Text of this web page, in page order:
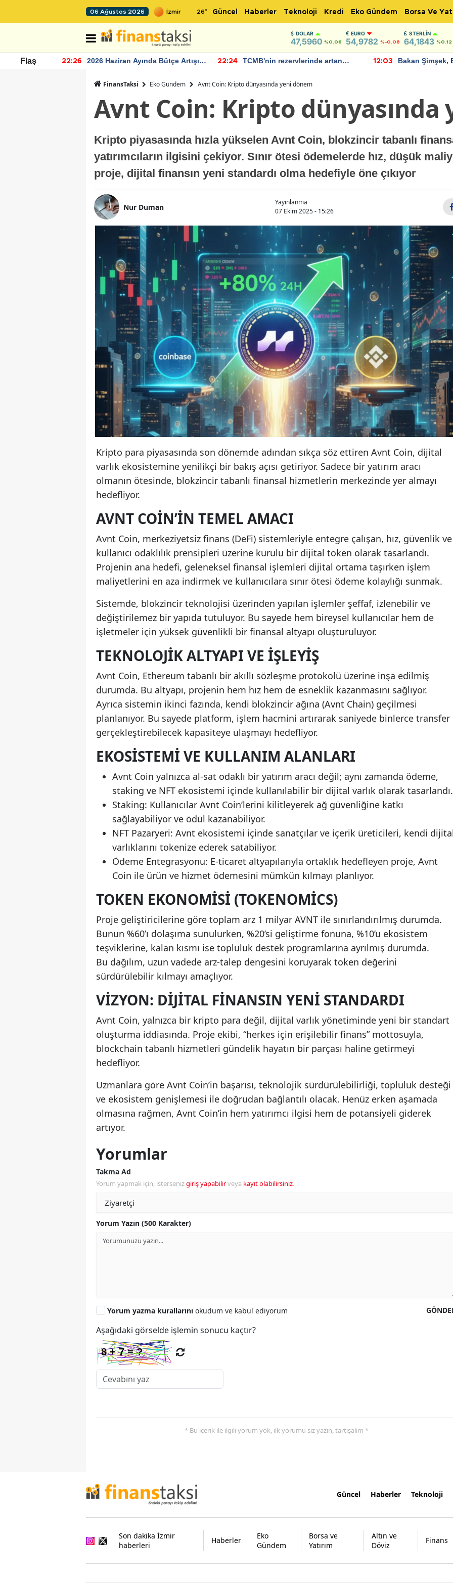
06 Ağustos 2026 26° Güncel Haberler Teknoloji Kredi Eko Gündem Borsa Ve
DOLAR
47,5960 %0.06
EURO
54,9782 %-0.08
STERLIN
64,1843 %0.12
Flaş 22:26
2026 Haziran Ayında Bütçe Artışı
22:24
TCMB'nin rezervlerinde artan
12:03
Bakan Şimşek,
FinansTaksi Eko Gündem Avnt Coin: Kripto dünyasında yeni dönem
Avnt Coin: Kripto dünyasında
Kripto piyasasında hızla yükselen Avnt Coin, blokzincir tabanlı
yatırımcıların ilgisini çekiyor. Sınır ötesi ödemelerde hız, düşük
proje, dijital finansın yeni standardı olma hedefiyle öne çıkıyor
Nur Duman
Yayınlanma
07 Ekim 2025 - 15:26
Kripto para piyasasında son dönemde adından sıkça söz ettiren Avnt Coin, dijital
varlık ekosistemine yenilikçi bir bakış açısı getiriyor. Sadece bir yatırım aracı
olmanın ötesinde, blokzincir tabanlı finansal hizmetlerin merkezinde yer almayı
hedefliyor.
AVNT COIN’IN TEMEL AMACI
Avnt Coin, merkeziyetsiz finans (DeFi) sistemleriyle entegre çalışan, hız, güvenlik ve
kullanıcı odaklılık prensipleri üzerine kurulu bir dijital token olarak tasarlandı.
Projenin ana hedefi, geleneksel finansal işlemleri dijital ortama taşırken işlem
maliyetlerini en aza indirmek ve kullanıcılara sınır ötesi ödeme kolaylığı sunmak.
Sistemde, blokzincir teknolojisi üzerinden yapılan işlemler şeffaf, izlenebilir ve
değiştirilemez bir yapıda tutuluyor. Bu sayede hem bireysel kullanıcılar hem de
işletmeler için yüksek güvenlikli bir finansal altyapı oluşturuluyor.
TEKNOLOJIK ALTYAPI VE İŞLEYIŞ
Avnt Coin, Ethereum tabanlı bir akıllı sözleşme protokolü üzerine inşa edilmiş
durumda. Bu altyapı, projenin hem hız hem de esneklik kazanmasını sağlıyor.
Ayrıca sistemin ikinci fazında, kendi blokzincir ağına (Avnt Chain) geçilmesi
planlanıyor. Bu sayede platform, işlem hacmini artırarak saniyede binlerce transfer
gerçekleştirebilecek kapasiteye ulaşmayı hedefliyor.
EKOSISTEMI VE KULLANIM ALANLARI
Avnt Coin yalnızca al-sat odaklı bir yatırım aracı değil; aynı zamanda ödeme,
staking ve NFT ekosistemi içinde kullanılabilir bir dijital varlık olarak tasarlandı.
Staking: Kullanıcılar Avnt Coin’lerini kilitleyerek ağ güvenliğine katkı
sağlayabiliyor ve ödül kazanabiliyor.
NFT Pazaryeri: Avnt ekosistemi içinde sanatçılar ve içerik üreticileri, kendi
varlıklarını tokenize ederek satabiliyor.
Ödeme Entegrasyonu: E-ticaret altyapılarıyla ortaklık hedefleyen proje, Avnt
Coin ile ürün ve hizmet ödemesini mümkün kılmayı planlıyor.
TOKEN EKONOMISI (TOKENOMICS)
Proje geliştiricilerine göre toplam arz 1 milyar AVNT ile sınırlandırılmış durumda.
Bunun %60’ı dolaşıma sunulurken, %20’si geliştirme fonuna, %10’u ekosistem
teşviklerine, kalan kısmı ise topluluk destek programlarına ayrılmış durumda.
Bu dağılım, uzun vadede arz-talep dengesini koruyarak token değerini
sürdürülebilir kılmayı amaçlıyor.
VIZYON: DIJITAL FINANSIN YENI STANDARDI
Avnt Coin, yalnızca bir kripto para değil, dijital varlık yönetiminde yeni bir standart
oluşturma iddiasında. Proje ekibi, “herkes için erişilebilir finans” mottosuyla,
blockchain tabanlı hizmetleri gündelik hayatın bir parçası haline getirmeyi
hedefliyor.
Uzmanlara göre Avnt Coin’in başarısı, teknolojik sürdürülebilirliği, topluluk desteği
ve ekosistem genişlemesi ile doğrudan bağlantılı olacak. Henüz erken aşamada
olmasına rağmen, Avnt Coin’in hem yatırımcı ilgisi hem de potansiyeli giderek
artıyor.
Yorumlar
Takma Ad
Yorum yapmak için, istersenizgiriş yapabilirveya kayıt olabilirsiniz.
Yorum Yazın (500 Karakter)
Yorum yazma kurallarını okudum ve kabul ediyorum
Aşağıdaki görselde işlemin sonucu kaçtır?
* Bu içerik ile ilgili yorum yok, ilk yorumu siz yazın, tartışalım *
Güncel Haberler Teknoloji
Son dakika İzmir
haberleri
Haberler
Eko
Gündem
Borsa ve
Yatırım
Altın ve
Döviz
Finans